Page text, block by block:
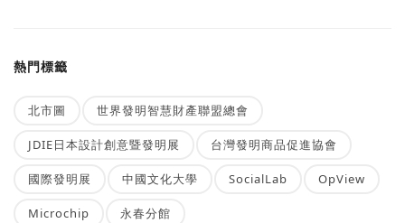
熱門標籤
北市圖 世界發明智慧財產聯盟總會
JDIE日本設計創意暨發明展 台灣發明商品促進協會
國際發明展 中國文化大學 SocialLab OpView
Microchip 永春分館